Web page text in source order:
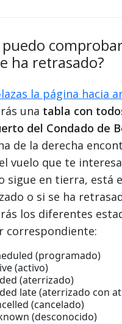
puedo
ha retrasado?
la página hacia
una tabla con
del Condado de
de la derecha
vuelo que te
sigue en tierra, está
o si se ha
los diferentes
correspondiente:
(programado)
(activo)
(aterrizado)
late (aterrizado con
(cancelado)
(desconocido)